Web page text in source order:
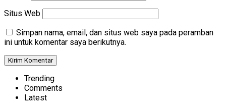
Situs Web
Simpan nama, email, dan situs web saya pada peramban
ini untuk komentar saya berikutnya.
Trending
Comments
Latest